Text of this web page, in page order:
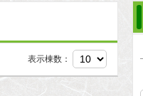
表示棟数：